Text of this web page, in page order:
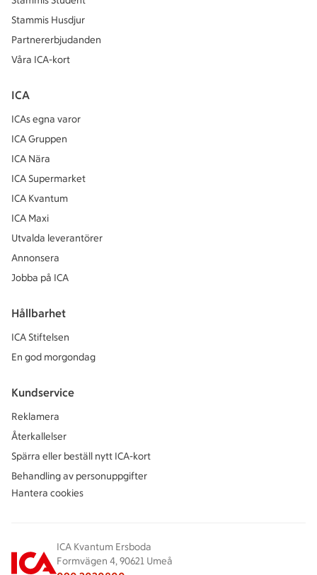
Stammis Husdjur
Partnererbjudanden
Våra ICA-kort
ICA
ICAs egna varor
ICA Gruppen
ICA Nära
ICA Supermarket
ICA Kvantum
ICA Maxi
Utvalda leverantörer
Annonsera
Jobba på ICA
Hållbarhet
ICA Stiftelsen
En god morgondag
Kundservice
Reklamera
Återkallelser
Spärra eller beställ nytt ICA-kort
Behandling av personuppgifter
Hantera cookies
ICA Kvantum Ersboda
Formvägen 4, 90621 Umeå